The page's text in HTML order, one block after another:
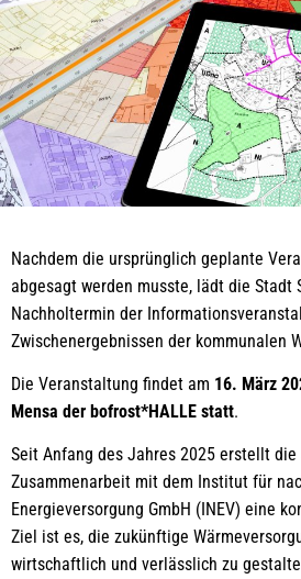
Nachdem die ursprünglich geplante
abgesagt werden musste, lädt die Stadt
Nachholtermin der
Zwischenergebnissen der kommunalen
Die Veranstaltung findet am 16. März
Mensa der bofrost*HALLE statt.
Seit Anfang des Jahres 2025 erstellt
Zusammenarbeit mit dem Institut für
Energieversorgung GmbH (INEV) eine
Ziel ist es, die zukünftige
wirtschaftlich und verlässlich zu